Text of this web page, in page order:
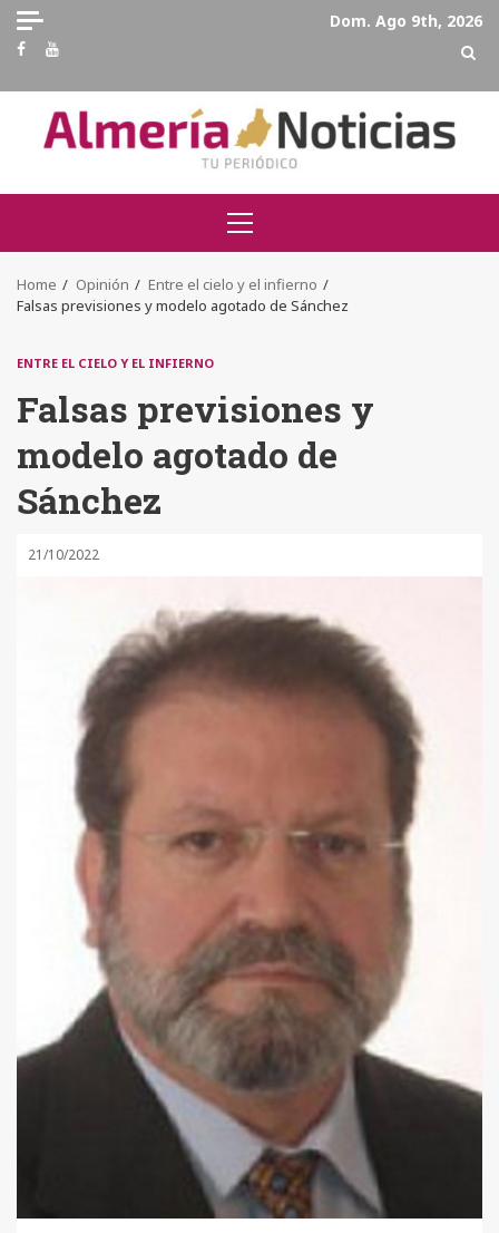
Skip
content
Dom. Ago 9th, 2026
Facebook
Youtube
Primary
Menu
Home Opinión
Entre el cielo y el infierno
Falsas previsiones y modelo agotado de Sánchez
ENTRE EL CIELO Y EL INFIERNO
Falsas previsiones y
modelo agotado de
Sánchez
21/10/2022